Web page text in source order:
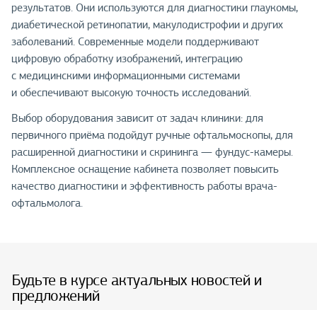
результатов. Они используются для диагностики глаукомы,
диабетической ретинопатии, макулодистрофии и других
заболеваний. Современные модели поддерживают
цифровую обработку изображений, интеграцию
с медицинскими информационными системами
и обеспечивают высокую точность исследований.
Выбор оборудования зависит от задач клиники: для
первичного приёма подойдут ручные офтальмоскопы, для
расширенной диагностики и скрининга — фундус-камеры.
Комплексное оснащение кабинета позволяет повысить
качество диагностики и эффективность работы врача-
офтальмолога.
Будьте в курсе актуальных новостей и
предложений